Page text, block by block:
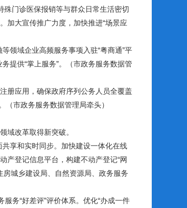
门诊医保报销等与群众日常生活密切
加大宣传推广力度，加快推进“场景应
领域企业高频服务事项入驻“粤商通”平
提供“掌上服务”。（市政务服务数据管
册应用，确保政府序列公务人员全覆盖
市政务服务数据管理局牵头）
改革取得新突破。
享和实时同步。加快建设一体化在线
产登记信息平台，构建不动产登记“网
房城乡建设局、自然资源局、政务服务
务“好差评”评价体系。优化“办成一件